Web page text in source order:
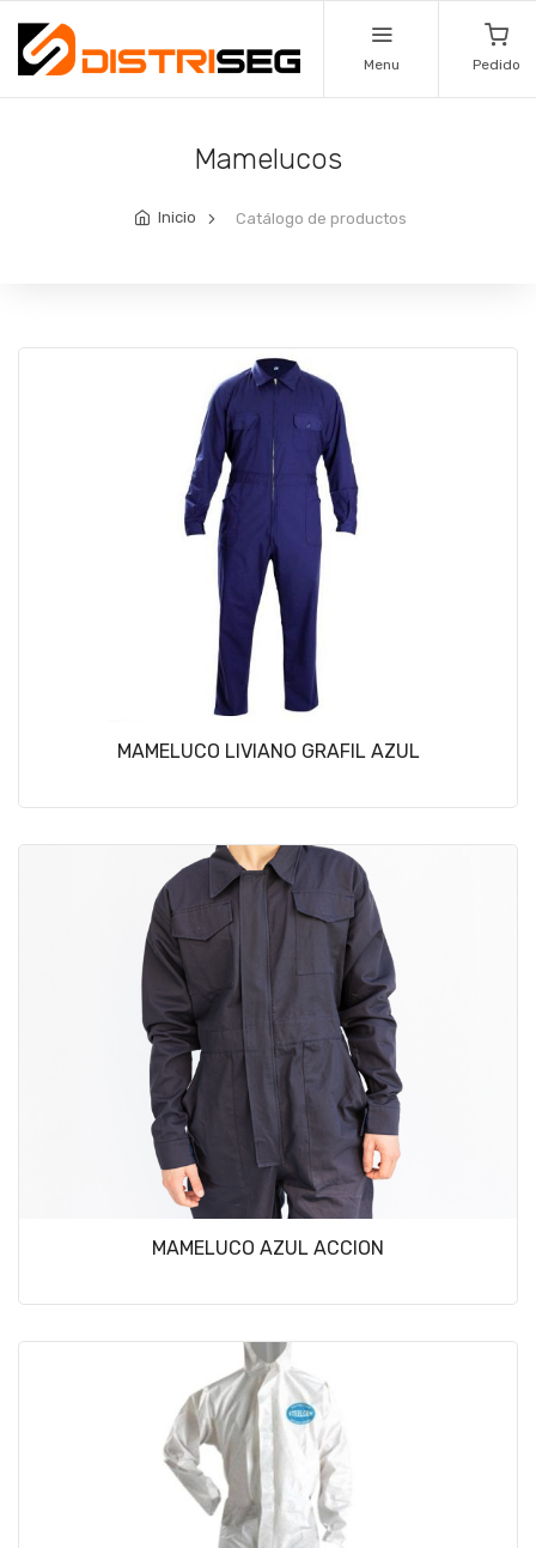
Menu Pedido
Mamelucos
Inicio Catálogo de productos
MAMELUCO LIVIANO GRAFIL AZUL
MAMELUCO AZUL ACCION